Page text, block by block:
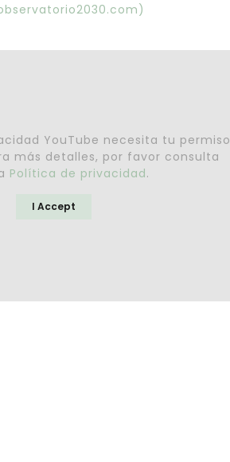
YouTube necesita tu permiso
más detalles, por favor consulta
Política de privacidad.
I Accept